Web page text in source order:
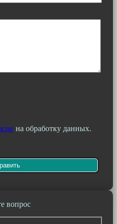
на обработку данных.
вопрос